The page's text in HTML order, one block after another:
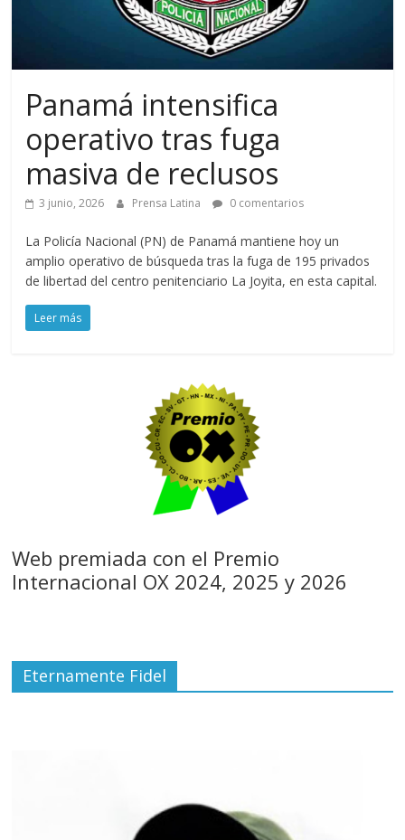
Panamá intensifica
operativo tras fuga
masiva de reclusos
3 junio, 2026 Prensa Latina 0 comentarios
La Policía Nacional (PN) de Panamá mantiene hoy un
amplio operativo de búsqueda tras la fuga de 195 privados
de libertad del centro penitenciario La Joyita, en esta capital.
Leer más
Web premiada con el Premio
Internacional OX 2024, 2025 y 2026
Eternamente Fidel